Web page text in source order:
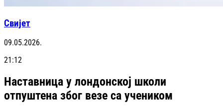
Свијет
09.05.2026.
21:12
Наставница у лондонској школи
отпуштена због везе са учеником